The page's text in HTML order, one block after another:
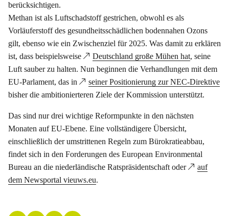
berücksichtigen.
Methan ist als Luftschadstoff gestrichen, obwohl es als
Vorläuferstoff des gesundheitsschädlichen bodennahen Ozons
gilt, ebenso wie ein Zwischenziel für 2025. Was damit zu erklären
ist, dass beispielsweise
Deutschland große Mühen hat, seine
Luft sauber zu halten. Nun beginnen die Verhandlungen mit dem
EU-Parlament, das in
seiner Positionierung zur NEC-Direktive
bisher die ambitionierteren Ziele der Kommission unterstützt.
Das sind nur drei wichtige Reformpunkte in den nächsten
Monaten auf EU-Ebene. Eine vollständigere Übersicht,
einschließlich der umstrittenen Regeln zum Bürokratieabbau,
findet sich in den Forderungen des European Environmental
Bureau an die niederländische Ratspräsidentschaft oder
auf
dem Newsportal vieuws.eu.